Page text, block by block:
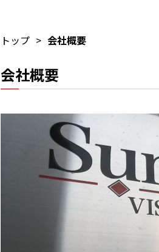
トップ 会社概要
会社概要